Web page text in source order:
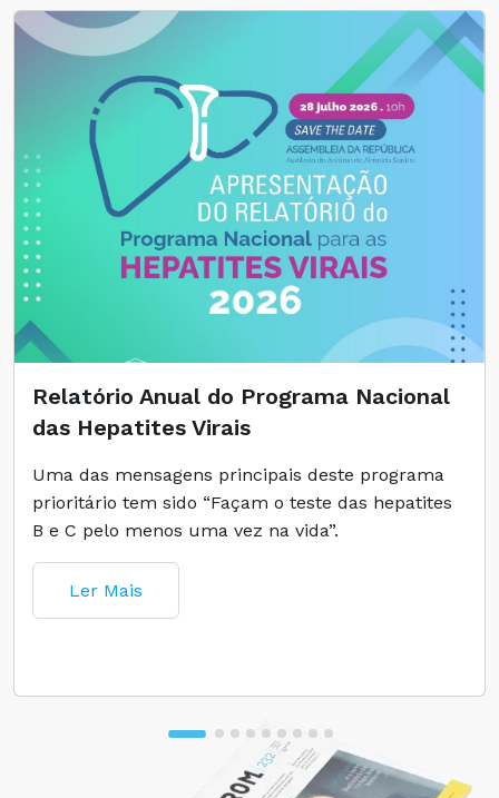
Relatório Anual do Programa Nacional
das Hepatites Virais
Uma das mensagens principais deste programa
prioritário tem sido “Façam o teste das hepatites
B e C pelo menos uma vez na vida”.
Ler Mais